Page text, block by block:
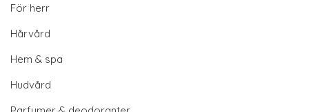
För herr
Hårvård
Hem & spa
Hudvård